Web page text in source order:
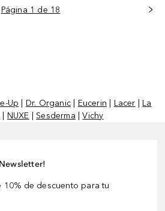
Página 1 de 18
Up
Dr. Organic Eucerin Lacer |La
NUXE |Sesderma |Vichy
10% de descuento para tu